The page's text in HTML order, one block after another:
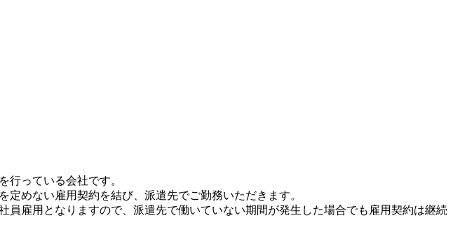
行っている会社です。
めない雇用契約を結び、派遣先でご勤務いただきます。
員雇用となりますので、派遣先で働いていない期間が発生した場合でも雇用契約は継続